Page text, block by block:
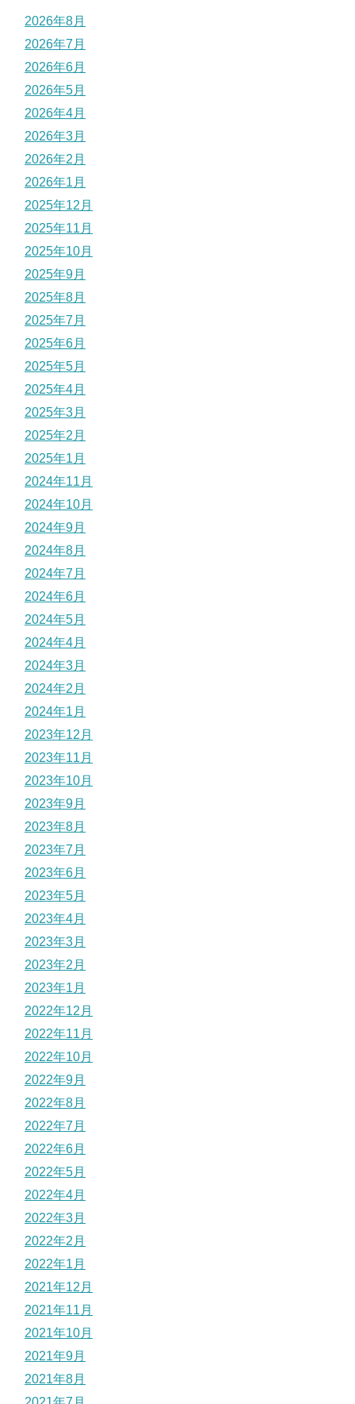
2026年8月
2026年7月
2026年6月
2026年5月
2026年4月
2026年3月
2026年2月
2026年1月
2025年12月
2025年11月
2025年10月
2025年9月
2025年8月
2025年7月
2025年6月
2025年5月
2025年4月
2025年3月
2025年2月
2025年1月
2024年11月
2024年10月
2024年9月
2024年8月
2024年7月
2024年6月
2024年5月
2024年4月
2024年3月
2024年2月
2024年1月
2023年12月
2023年11月
2023年10月
2023年9月
2023年8月
2023年7月
2023年6月
2023年5月
2023年4月
2023年3月
2023年2月
2023年1月
2022年12月
2022年11月
2022年10月
2022年9月
2022年8月
2022年7月
2022年6月
2022年5月
2022年4月
2022年3月
2022年2月
2022年1月
2021年12月
2021年11月
2021年10月
2021年9月
2021年8月